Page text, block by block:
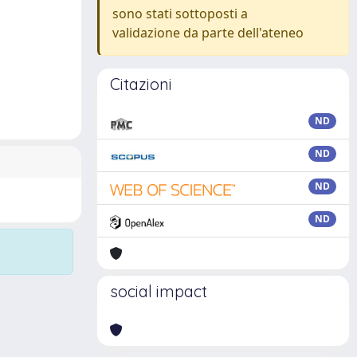
sono stati sottoposti a
validazione da parte dell'ateneo
Citazioni
ND
ND
ND
ND
social impact